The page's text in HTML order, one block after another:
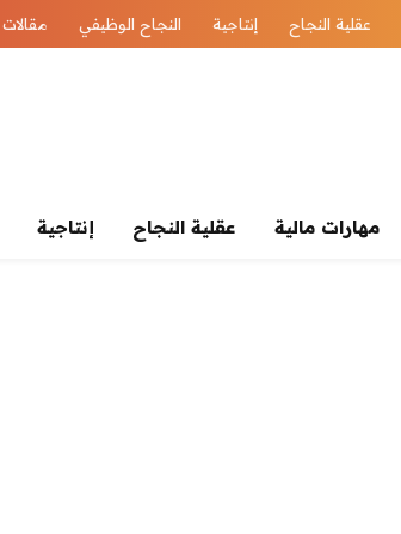
عقلية النجاح إنتاجية النجاح الوظيفي مقالات
مهارات مالية عقلية النجاح إنتاجية